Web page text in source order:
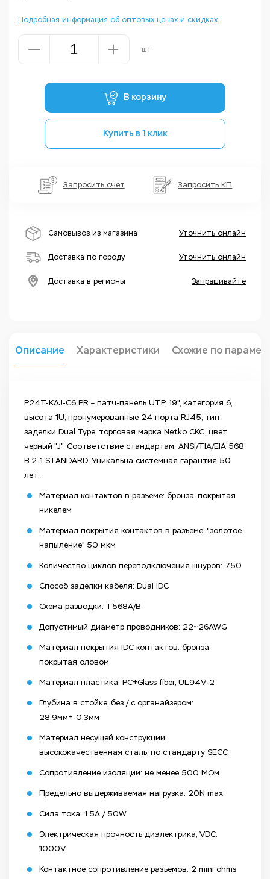
Подробная информация об оптовых ценах и скидках
шт
В корзину
Купить в 1 клик
Запросить счет Запросить КП
Самовывоз из магазина Уточнить онлайн
Доставка по городу Уточнить онлайн
Доставка в регионы Запрашивайте
Описание Характеристики Схожие по
P24T-KAJ-C6 PR – патч-панель UTP, 19", категория 6,
высота 1U, пронумерованные 24 порта RJ45, тип
заделки Dual Type, торговая марка Netko СКС, цвет
черный "J". Соответствие стандартам: ANSI/TIA/EIA 568
B.2-1 STANDARD. Уникальна системная гарантия 50
лет.
Материал контактов в разъеме: бронза, покрытая
никелем
Материал покрытия контактов в разъеме: "золотое
напыление" 50 мкм
Количество циклов переподключения шнуров: 750
Способ заделки кабеля: Dual IDC
Схема разводки: T568A/B
Допустимый диаметр проводников: 22~26AWG
Материал покрытия IDC контактов: бронза,
покрытая оловом
Материал пластика: PC+Glass fiber, UL94V-2
Глубина в стойке, без / с органайзером:
28,9мм+-0,3мм
Материал несущей конструкции:
высококачественная сталь, по стандарту SECC
Сопротивление изоляции: не менее 500 МОм
Предельно выдерживаемая нагрузка: 20N max
Сила тока: 1.5A / 50W
Электрическая прочность диэлектрика, VDC:
1000V
Контактное сопротивление разъемов: 2 mini ohms